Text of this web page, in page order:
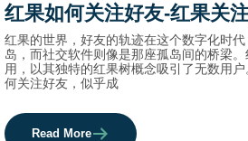
names.
红果如何关注好友-红果关
红果的世界，好友的轨迹在这个数字化时
岛，而社交软件则像是那座孤岛间的桥梁
用，以其独特的红果树概念吸引了无数用
何关注好友，似乎成
Read More